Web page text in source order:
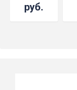
руб.